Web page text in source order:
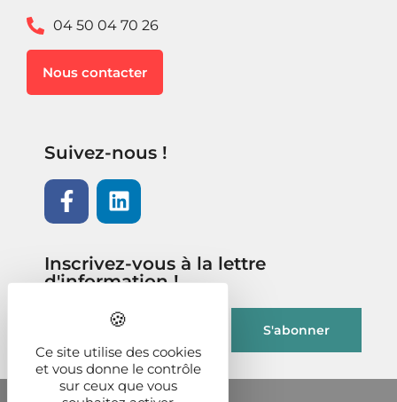
04 50 04 70 26
Nous contacter
Suivez-nous !
Inscrivez-vous à la lettre
d'information !
Ce site utilise des cookies
et vous donne le contrôle
sur ceux que vous